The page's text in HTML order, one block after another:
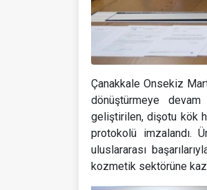
Çanakkale Onsekiz
dönüştürmeye
geliştirilen, dişotu kök
protokolü imzalandı.
uluslararası
kozmetik sektörüne